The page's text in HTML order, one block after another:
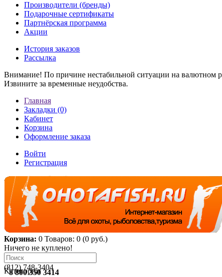
Производители (бренды)
Подарочные сертификаты
Партнёрская программа
Акции
История заказов
Рассылка
Внимание! По причине нестабильной ситуации на валютном
Извините за временные неудобства.
Главная
Закладки (0)
Кабинет
Корзина
Оформление заказа
Войти
Регистрация
Корзина: 0 Товаров: 0 (0 руб.)
Ничего не куплено!
(812) 748-3404
8 800 350 3414
Категории